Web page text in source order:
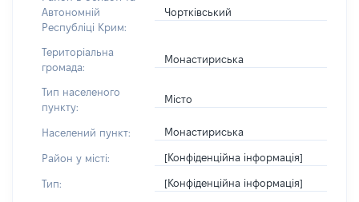
Автономній
Республіці Крим:
Чортківський
Територіальна
громада:
Монастириська
Тип населеного
пункту:
Місто
Населений пункт: Монастириська
Район у місті: [Конфіденційна інформація]
Тип: [Конфіденційна інформація]